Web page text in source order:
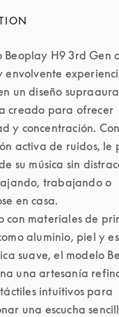
Beoplay H9 3rd Gen
envolvente
un diseño
creado para ofrecer
y concentración.
activa de ruidos, le
su música sin
trabajando o
en casa.
con materiales de
aluminio, piel y
suave, el modelo
una artesanía
intuitivos para
una escucha